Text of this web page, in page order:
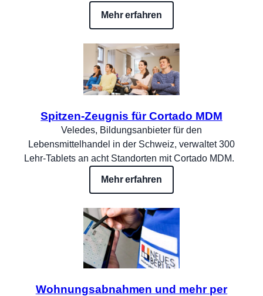
Mehr erfahren
Spitzen-Zeugnis für Cortado MDM
Veledes, Bildungsanbieter für den
Lebensmittelhandel in der Schweiz, verwaltet 300
Lehr-Tablets an acht Standorten mit Cortado MDM.
Mehr erfahren
Wohnungsabnahmen und mehr per